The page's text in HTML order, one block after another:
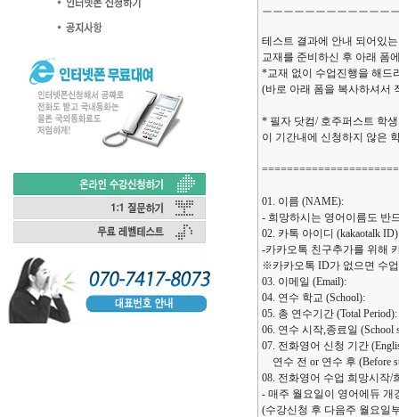
ㅡㅡㅡㅡㅡㅡㅡㅡㅡㅡㅡㅡ
테스트 결과에 안내 되어있는
교재를 준비하신 후 아래 폼
*교재 없이 수업진행을 해드
(바로 아래 폼을 복사하셔서
* 필자 닷컴/ 호주퍼스트 학
이 기간내에 신청하지 않은
01. 이름 (NAME):
- 희망하시는 영어이름도 반
02. 카톡 아이디 (kakaotalk
-카카오톡 친구추가를 위해
※카카오톡 ID가 없으면 수
03. 이메일 (Email):
04. 연수 학교 (School):
05. 총 연수기간 (Total Period):
06. 연수 시작,종료일 (School
07. 전화영어 신청 기간
연수 전 or 연수 후 (Before
08. 전화영어 수업 희망시작/
- 매주 월요일이 영어에듀 개
(수강신청 후 다음주 월요일